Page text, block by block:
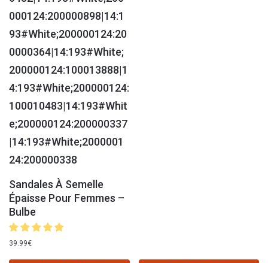
Sandales À Semelle
Épaisse Pour Femmes –
Bulbe
39.99€